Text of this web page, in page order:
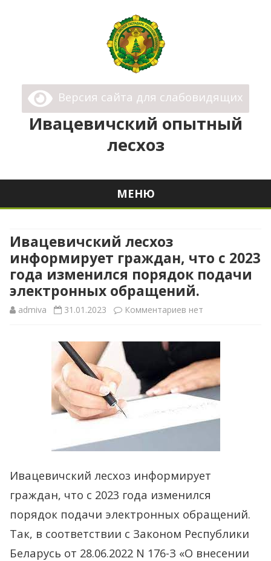
Ивацевичский опытный лесхоз
Государственное Опытное Лесохозяйственное
Учреждение "Ивацевичский опытный лесхоз"
Версия сайта для слабовидящих
Ивацевичский опытный
лесхоз
МЕНЮ
Перейти
содержимому
Ивацевичский лесхоз
информирует граждан, что с 2023
года изменился порядок подачи
электронных обращений.
admiva 31.01.2023 Комментариев к
лесхоз
информирует
2023
года
изменился
порядок
нет
Ивацевичский лесхоз информирует
граждан, что с 2023 года изменился
порядок подачи электронных обращений.
Так, в соответствии с Законом Республики
Беларусь от 28.06.2022 N 176-З «О внесении